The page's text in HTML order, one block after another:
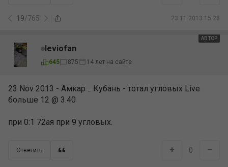
19/765 23.11.2013 15:28
АВТОР
leviofan
645 875 14 лет на сайте
23 Nov 2013 - Амкар ₋ Кубань - тотал угловых Live
больше 12 @ 3.40
при 0:1 72ая при 9 угловых.
Ответить + 0 –